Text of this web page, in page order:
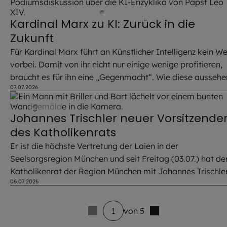
©
Kardinal Marx zu KI: Zurück in die
Zukunft
Für Kardinal Marx führt an Künstlicher Intelligenz kein
vorbei. Damit von ihr nicht nur einige wenige profitieren,
braucht es für ihn eine „Gegenmacht“. Wie diese
könnte? Ein Blick zurück weist hier den Weg.
07.07.2026
© EOM
Johannes Trischler neuer
des Katholikenrats
Er ist die höchste Vertretung der Laien in der
Seelsorgsregion München und seit Freitag (03.07.) hat
Katholikenrat der Region München mit Johannes
einen neuen Vorsitzenden.
06.07.2026
1 von 5